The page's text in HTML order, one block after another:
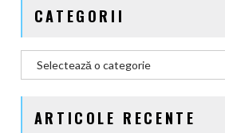
CATEGORII
ARTICOLE RECENTE